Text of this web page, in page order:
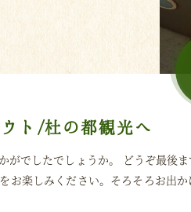
ト/杜の都観光へ
がでしたでしょうか。 どうぞ最後
お楽しみください。そろそろお出